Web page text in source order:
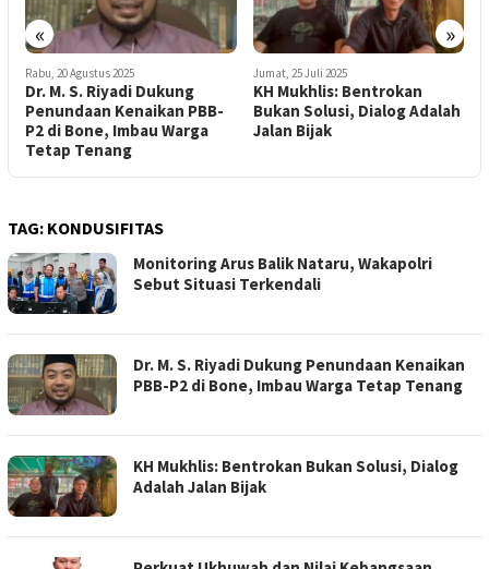
« »
Rabu, 20 Agustus 2025
Dr. M. S. Riyadi Dukung
Penundaan Kenaikan PBB-
P2 di Bone, Imbau Warga
Tetap Tenang
Jumat, 25 Juli 2025
KH Mukhlis: Bentrokan
Bukan Solusi, Dialog Adalah
Jalan Bijak
TAG: KONDUSIFITAS
Monitoring Arus Balik Nataru, Wakapolri
Sebut Situasi Terkendali
Dr. M. S. Riyadi Dukung Penundaan Kenaikan
PBB-P2 di Bone, Imbau Warga Tetap Tenang
KH Mukhlis: Bentrokan Bukan Solusi, Dialog
Adalah Jalan Bijak